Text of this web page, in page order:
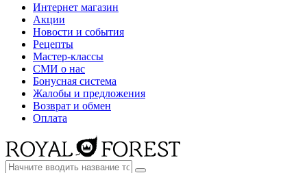
Интернет магазин
Акции
Новости и события
Рецепты
Мастер-классы
СМИ о нас
Бонусная система
Жалобы и предложения
Возврат и обмен
Оплата